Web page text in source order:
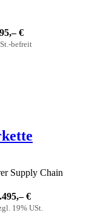
€
befreit
Supply Chain
€
19% USt.